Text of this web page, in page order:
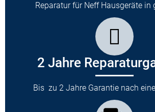
Reparatur für Neff Hausgeräte in
2 Jahre
Bis zu 2 Jahre Garantie nach